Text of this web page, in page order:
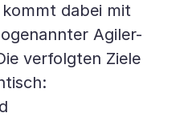
dabei mit
Agiler-
verfolgten Ziele